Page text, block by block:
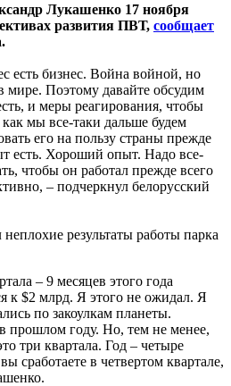
Лукашенко 17 ноября
развития ПВТ, сообщает
есть бизнес. Война войной, но
мире. Поэтому давайте обсудим
и меры реагирования, чтобы
мы все-таки дальше будем
его на пользу страны прежде
есть. Хороший опыт. Надо все-
чтобы он работал прежде всего
– подчеркнул белорусский
неплохие результаты работы парка
– 9 месяцев этого года
к $2 млрд. Я этого не ожидал. Я
по закоулкам планеты.
прошлом году. Но, тем не менее,
три квартала. Год – четыре
сработаете в четвертом квартале,